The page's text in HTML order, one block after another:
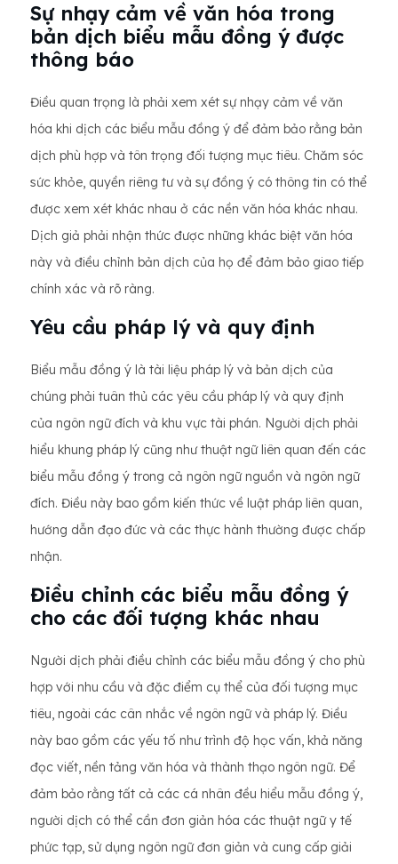
Sự nhạy cảm về văn hóa trong
bản dịch biểu mẫu đồng ý được
thông báo
Điều quan trọng là phải xem xét sự nhạy cảm về văn
hóa khi dịch các biểu mẫu đồng ý để đảm bảo rằng bản
dịch phù hợp và tôn trọng đối tượng mục tiêu. Chăm sóc
sức khỏe, quyền riêng tư và sự đồng ý có thông tin có thể
được xem xét khác nhau ở các nền văn hóa khác nhau.
Dịch giả phải nhận thức được những khác biệt văn hóa
này và điều chỉnh bản dịch của họ để đảm bảo giao tiếp
chính xác và rõ ràng.
Yêu cầu pháp lý và quy định
Biểu mẫu đồng ý là tài liệu pháp lý và bản dịch của
chúng phải tuân thủ các yêu cầu pháp lý và quy định
của ngôn ngữ đích và khu vực tài phán. Người dịch phải
hiểu khung pháp lý cũng như thuật ngữ liên quan đến các
biểu mẫu đồng ý trong cả ngôn ngữ nguồn và ngôn ngữ
đích. Điều này bao gồm kiến thức về luật pháp liên quan,
hướng dẫn đạo đức và các thực hành thường được chấp
nhận.
Điều chỉnh các biểu mẫu đồng ý
cho các đối tượng khác nhau
Người dịch phải điều chỉnh các biểu mẫu đồng ý cho phù
hợp với nhu cầu và đặc điểm cụ thể của đối tượng mục
tiêu, ngoài các cân nhắc về ngôn ngữ và pháp lý. Điều
này bao gồm các yếu tố như trình độ học vấn, khả năng
đọc viết, nền tảng văn hóa và thành thạo ngôn ngữ. Để
đảm bảo rằng tất cả các cá nhân đều hiểu mẫu đồng ý,
người dịch có thể cần đơn giản hóa các thuật ngữ y tế
phức tạp, sử dụng ngôn ngữ đơn giản và cung cấp giải